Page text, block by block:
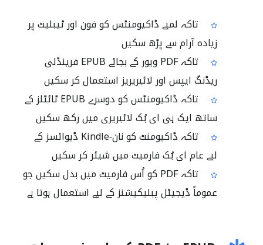
تاکہ لمبے ڈاکیومنٹس کو فون اور ٹیبلیٹ پر
زیادہ آرام سے پڑھ سکیں
تاکہ PDF ویور کے بجائے EPUB فرینڈلی
ریڈنگ ایپس اور لائبریریز استعمال کر سکیں
تاکہ ڈاکیومنٹس کو دوسرے EPUB ٹائٹلز کے
ساتھ ایک ہی ای بُک لائبریری میں رکھ سکیں
تاکہ ڈاکیومنٹ کو نان‑Kindle ڈیوائسز کے
لیے عام ای بُک فارمیٹ میں شیئر کر سکیں
تاکہ PDF کو اُس فارمیٹ میں بدل سکیں جو
عموماً ڈیجیٹل پبلیکیشنز کے لیے استعمال ہوتا ہے